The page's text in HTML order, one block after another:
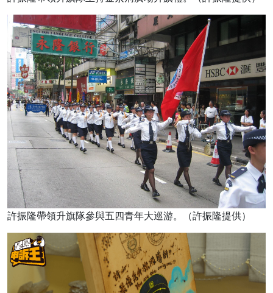
許振隆帶領升旗隊參與五四青年大巡游。（許振隆提供）